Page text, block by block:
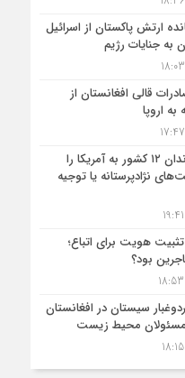
ارتش پاکستان از اسرائیل
به جنایات رژیم
قالی افغانستان از
به اروپا
ترامپ سفر شهروندان ۱۲ کشور به آمریکا را
نژادپرستانه یا توجیه
هویت برای اتباع؛
بود؟
سیستان در افغانستان
محیط زیست